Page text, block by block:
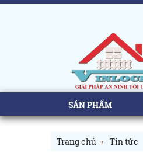
SẢN PHẨM
Trang chủ Tin tức